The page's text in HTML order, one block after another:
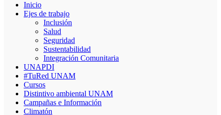
Inicio
Ejes de trabajo
Inclusión
Salud
Seguridad
Sustentabilidad
Integración Comunitaria
UNAPDI
#TuRed UNAM
Cursos
Distintivo ambiental UNAM
Campañas e Información
Climatón